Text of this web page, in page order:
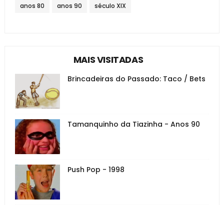
anos 80 anos 90 século XIX
MAIS VISITADAS
Brincadeiras do Passado: Taco / Bets
Tamanquinho da Tiazinha - Anos 90
Push Pop - 1998